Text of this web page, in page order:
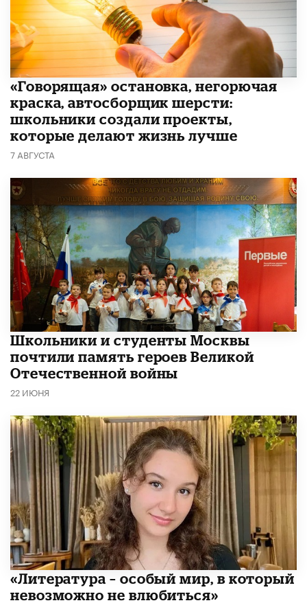
​«Говорящая» остановка, негорючая
краска, автосборщик шерсти:
школьники создали проекты,
которые делают жизнь лучше
7 АВГУСТА
Школьники и студенты Москвы
почтили память героев Великой
Отечественной войны
22 ИЮНЯ
​«Литература – особый мир, в который
невозможно не влюбиться»